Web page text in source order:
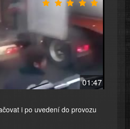
01:47
i po uvedení do provozu